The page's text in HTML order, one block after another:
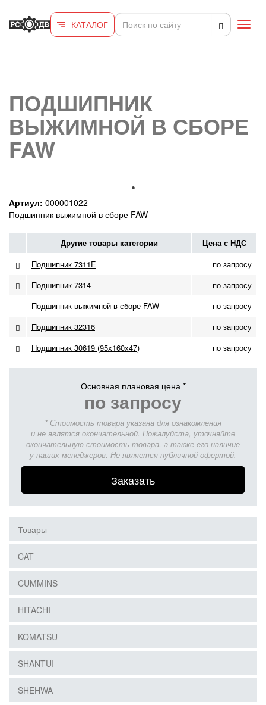
КАТАЛОГ
ПОДШИПНИК
ВЫЖИМНОЙ В СБОРЕ
FAW
Артиул: 000001022
Подшипник выжимной в сборе FAW
Другие товары категории Цена с НДС
Подшипник 7311E
по запросу
Подшипник 7314
по запросу
Подшипник выжимной в сборе FAW
по запросу
Подшипник 32316
по запросу
Подшипник 30619 (95х160х47)
по запросу
Основная плановая цена *
по запросу
* Стоимость товара указана для ознакомления
и не являтся окончательной. Пожалуйста, уточняйте
окончательную стоимость товара, а также его наличие
у наших менеджеров. Не является публичной офертой.
Заказать
Товары
CAT
CUMMINS
HITACHI
KOMATSU
SHANTUI
SHEHWA